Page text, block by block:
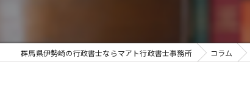
群馬県伊勢崎の行政書士ならマアト行政書士事務所 コラム